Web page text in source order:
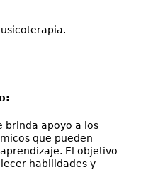
brinda apoyo a los
que pueden
El objetivo
habilidades y